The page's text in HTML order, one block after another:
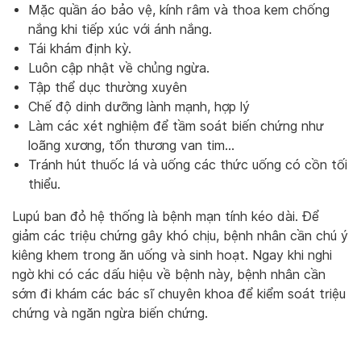
Mặc quần áo bảo vệ, kính râm và thoa kem chống
nắng khi tiếp xúc với ánh nắng.
Tái khám định kỳ.
Luôn cập nhật về chủng ngừa.
Tập thể dục thường xuyên
Chế độ dinh dưỡng lành mạnh, hợp lý
Làm các xét nghiệm để tầm soát biến chứng như
loãng xương, tổn thương van tim…
Tránh hút thuốc lá và uống các thức uống có cồn tối
thiểu.
Lupú ban đỏ hệ thống là bệnh mạn tính kéo dài. Để
giảm các triệu chứng gây khó chịu, bệnh nhân cần chú ý
kiêng khem trong ăn uống và sinh hoạt. Ngay khi nghi
ngờ khi có các dấu hiệu về bệnh này, bệnh nhân cần
sớm đi khám các bác sĩ chuyên khoa để kiểm soát triệu
chứng và ngăn ngừa biến chứng.